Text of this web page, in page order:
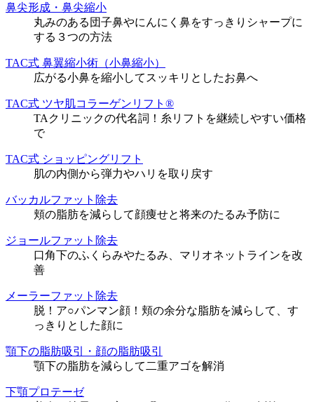
鼻尖形成・鼻尖縮小
丸みのある団子鼻やにんにく鼻をすっきりシャープに
する３つの方法
TAC式 鼻翼縮小術（小鼻縮小）
広がる小鼻を縮小してスッキリとしたお鼻へ
TAC式 ツヤ肌コラーゲンリフト®
TAクリニックの代名詞！糸リフトを継続しやすい価格
で
TAC式 ショッピングリフト
肌の内側から弾力やハリを取り戻す
バッカルファット除去
頬の脂肪を減らして顔痩せと将来のたるみ予防に
ジョールファット除去
口角下のふくらみやたるみ、マリオネットラインを改
善
メーラーファット除去
脱！ア○パンマン顔！頬の余分な脂肪を減らして、す
っきりとした顔に
顎下の脂肪吸引・顔の脂肪吸引
顎下の脂肪を減らして二重アゴを解消
下顎プロテーゼ